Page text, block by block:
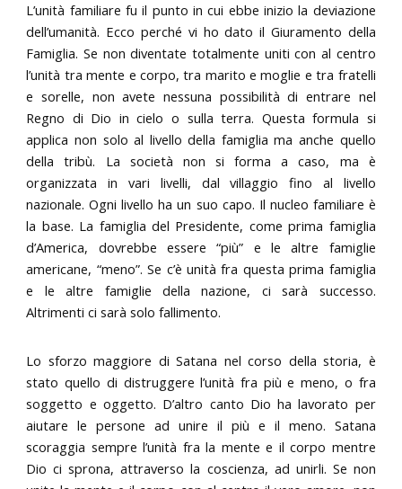
L’unità familiare fu il punto in cui ebbe inizio la deviazione
dell’umanità. Ecco perché vi ho dato il Giuramento della
Famiglia. Se non diventate totalmente uniti con al centro
l’unità tra mente e corpo, tra marito e moglie e tra fratelli
e sorelle, non avete nessuna possibilità di entrare nel
Regno di Dio in cielo o sulla terra. Questa formula si
applica non solo al livello della famiglia ma anche quello
della tribù. La società non si forma a caso, ma è
organizzata in vari livelli, dal villaggio fino al livello
nazionale. Ogni livello ha un suo capo. Il nucleo familiare è
la base. La famiglia del Presidente, come prima famiglia
d’America, dovrebbe essere “più” e le altre famiglie
americane, “meno”. Se c’è unità fra questa prima famiglia
e le altre famiglie della nazione, ci sarà successo.
Altrimenti ci sarà solo fallimento.
Lo sforzo maggiore di Satana nel corso della storia, è
stato quello di distruggere l’unità fra più e meno, o fra
soggetto e oggetto. D’altro canto Dio ha lavorato per
aiutare le persone ad unire il più e il meno. Satana
scoraggia sempre l’unità fra la mente e il corpo mentre
Dio ci sprona, attraverso la coscienza, ad unirli. Se non